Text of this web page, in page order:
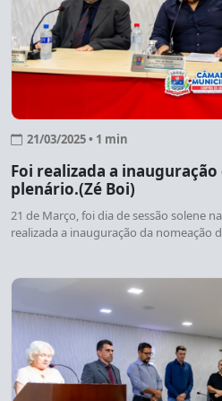
21/03/2025 • 1 min
Foi realizada a
plenário.(Zé Boi)
21 de Março, foi dia de sessão solene
realizada a inauguração da nomeação